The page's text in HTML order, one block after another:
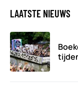
LAATSTE NIEUWS